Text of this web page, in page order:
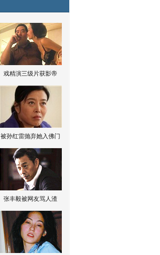
戏精演三级片获影帝
被孙红雷抛弃她入佛门
张丰毅被网友骂人渣